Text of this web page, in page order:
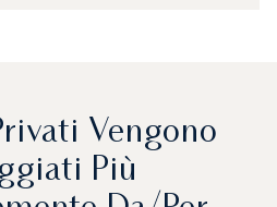
Vengono
Più